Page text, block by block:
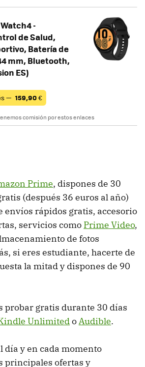
-
de Salud,
Batería de
mm, Bluetooth,
ES)
— 159,90€
comisión por estos enlaces
Prime, dispones de 30
(después 36 euros al año)
envíos rápidos gratis, accesorio
servicios como Prime Video,
de fotos
si eres estudiante, hacerte de
la mitad y dispones de 90
probar gratis durante 30 días
UnlimitedoAudible.
día y en cada momento
principales ofertas y